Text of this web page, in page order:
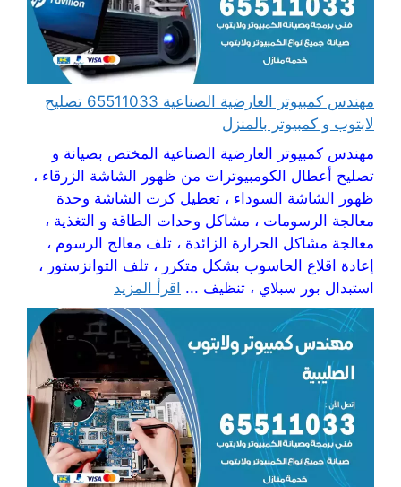
مهندس كمبيوتر العارضية الصناعية 65511033 تصليح
لابتوب و كمبيوتر بالمنزل
مهندس كمبيوتر العارضية الصناعية المختص بصيانة و
تصليح أعطال الكومبيوترات من ظهور الشاشة الزرقاء ،
ظهور الشاشة السوداء ، تعطيل كرت الشاشة وحدة
معالجة الرسومات ، مشاكل وحدات الطاقة و التغذية ،
معالجة مشاكل الحرارة الزائدة ، تلف معالج الرسوم ،
إعادة اقلاع الحاسوب بشكل متكرر ، تلف التوانزستور ،
استبدال بور سبلاي ، تنظيف ... اقرأ المزيد